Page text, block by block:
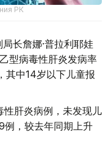
РК
长詹娜·普拉利耶娃
型病毒性肝炎发病率
其中14岁以下儿童报
性肝炎病例，未发现儿
例，较去年同期上升